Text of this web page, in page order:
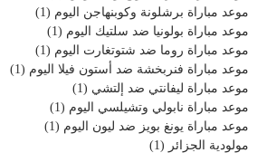
موعد مباراة برشلونة وكوبنهاجن اليوم (1)
موعد مباراة بولونيا ضد سلتيك اليوم (1)
موعد مباراة روما ضد شتوتغارت اليوم (1)
موعد مباراة فنربخشة ضد أستون فيلا اليوم (1)
موعد مباراة ليفانتي ضد إلتشي (1)
موعد مباراة نابولي وتشيلسي اليوم (1)
موعد مباراة يونغ بويز ضد ليون اليوم (1)
مولودية الجزائر (1)